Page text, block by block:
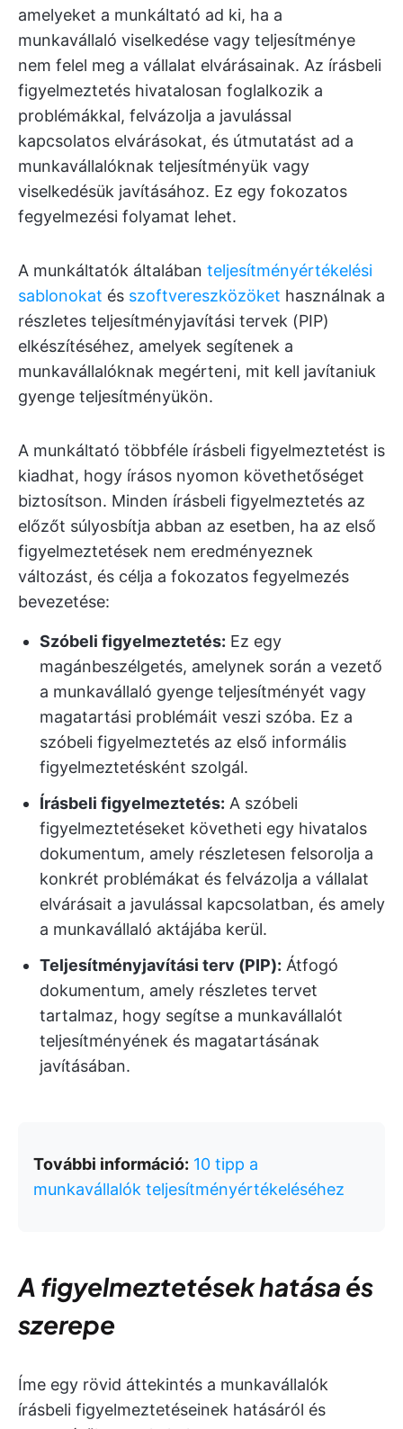
amelyeket a munkáltató ad ki, ha a
munkavállaló viselkedése vagy teljesítménye
nem felel meg a vállalat elvárásainak. Az írásbeli
figyelmeztetés hivatalosan foglalkozik a
problémákkal, felvázolja a javulással
kapcsolatos elvárásokat, és útmutatást ad a
munkavállalóknak teljesítményük vagy
viselkedésük javításához. Ez egy fokozatos
fegyelmezési folyamat lehet.
A munkáltatók általában teljesítményértékelési
sablonokat és szoftvereszközöket használnak a
részletes teljesítményjavítási tervek (PIP)
elkészítéséhez, amelyek segítenek a
munkavállalóknak megérteni, mit kell javítaniuk
gyenge teljesítményükön.
A munkáltató többféle írásbeli figyelmeztetést is
kiadhat, hogy írásos nyomon követhetőséget
biztosítson. Minden írásbeli figyelmeztetés az
előzőt súlyosbítja abban az esetben, ha az első
figyelmeztetések nem eredményeznek
változást, és célja a fokozatos fegyelmezés
bevezetése:
Szóbeli figyelmeztetés: Ez egy
magánbeszélgetés, amelynek során a vezető
a munkavállaló gyenge teljesítményét vagy
magatartási problémáit veszi szóba. Ez a
szóbeli figyelmeztetés az első informális
figyelmeztetésként szolgál.
Írásbeli figyelmeztetés: A szóbeli
figyelmeztetéseket követheti egy hivatalos
dokumentum, amely részletesen felsorolja a
konkrét problémákat és felvázolja a vállalat
elvárásait a javulással kapcsolatban, és amely
a munkavállaló aktájába kerül.
Teljesítményjavítási terv (PIP): Átfogó
dokumentum, amely részletes tervet
tartalmaz, hogy segítse a munkavállalót
teljesítményének és magatartásának
javításában.
További információ: 10 tipp a
munkavállalók teljesítményértékeléséhez
A figyelmeztetések hatása és
szerepe
Íme egy rövid áttekintés a munkavállalók
írásbeli figyelmeztetéseinek hatásáról és